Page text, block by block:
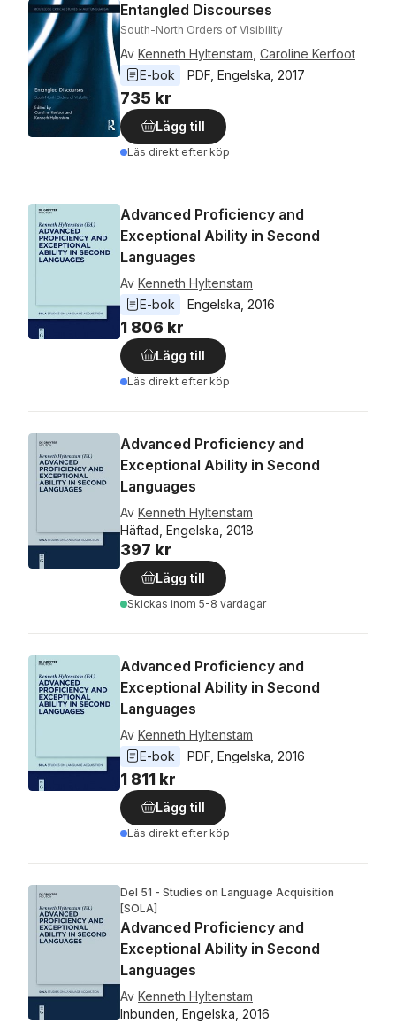
Entangled Discourses
South-North Orders of Visibility
Av Kenneth Hyltenstam Caroline Kerfoot
E-bok
PDF Engelska 2017
735 kr
Lägg till
Läs direkt efter köp
Advanced Proficiency and
Exceptional Ability in Second
Languages
Av Kenneth Hyltenstam
E-bok
Engelska 2016
1 806 kr
Lägg till
Läs direkt efter köp
Advanced Proficiency and
Exceptional Ability in Second
Languages
Av Kenneth Hyltenstam
Häftad, Engelska, 2018
397 kr
Lägg till
Skickas inom 5-8 vardagar
Advanced Proficiency and
Exceptional Ability in Second
Languages
Av Kenneth Hyltenstam
E-bok
PDF Engelska 2016
1 811 kr
Lägg till
Läs direkt efter köp
Del 51 - Studies on Language Acquisition
[SOLA]
Advanced Proficiency and
Exceptional Ability in Second
Languages
Av Kenneth Hyltenstam
Inbunden, Engelska, 2016